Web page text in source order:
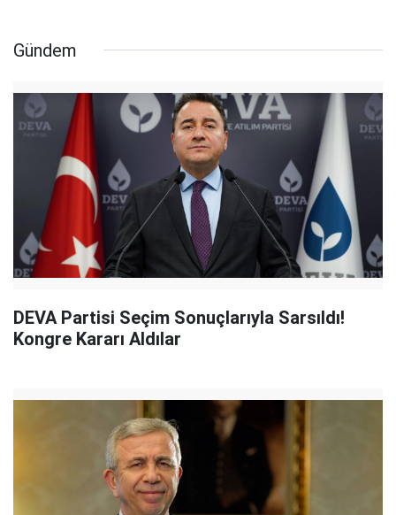
Gündem
DEVA Partisi Seçim Sonuçlarıyla Sarsıldı!
Kongre Kararı Aldılar